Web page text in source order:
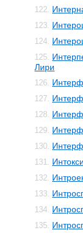
122.
123.
124.
125.
Лири
126.
127.
128.
129.
130.
131.
132.
133.
134.
135.